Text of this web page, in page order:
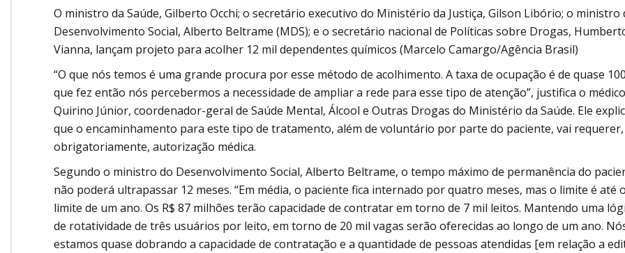
O ministro da Saúde, Gilberto Occhi; o secretário executivo do Ministério da Justiça, Gilson Libório; o ministro
Desenvolvimento Social, Alberto Beltrame (MDS); e o secretário nacional de Políticas sobre Drogas,
Vianna, lançam projeto para acolher 12 mil dependentes químicos (Marcelo Camargo/Agência Brasil)
“O que nós temos é uma grande procura por esse método de acolhimento. A taxa de ocupação é de quase
que fez então nós percebermos a necessidade de ampliar a rede para esse tipo de atenção”, justifica o médico
Quirino Júnior, coordenador-geral de Saúde Mental, Álcool e Outras Drogas do Ministério da Saúde. Ele
que o encaminhamento para este tipo de tratamento, além de voluntário por parte do paciente, vai requerer,
obrigatoriamente, autorização médica.
Segundo o ministro do Desenvolvimento Social, Alberto Beltrame, o tempo máximo de permanência do
não poderá ultrapassar 12 meses. “Em média, o paciente fica internado por quatro meses, mas o limite é até o
limite de um ano. Os R$ 87 milhões terão capacidade de contratar em torno de 7 mil leitos. Mantendo uma
de rotatividade de três usuários por leito, em torno de 20 mil vagas serão oferecidas ao longo de um ano.
estamos quase dobrando a capacidade de contratação e a quantidade de pessoas atendidas [em relação a